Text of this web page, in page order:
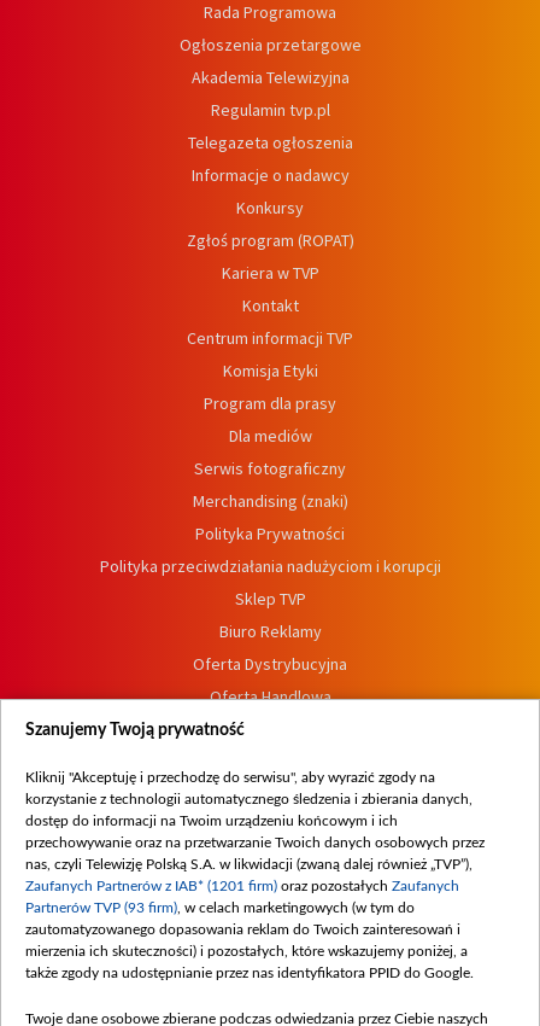
Rada Programowa
Ogłoszenia przetargowe
Akademia Telewizyjna
Regulamin tvp.pl
Telegazeta ogłoszenia
Informacje o nadawcy
Konkursy
Zgłoś program (ROPAT)
Kariera w TVP
Kontakt
Centrum informacji TVP
Komisja Etyki
Program dla prasy
Dla mediów
Serwis fotograficzny
Merchandising (znaki)
Polityka Prywatności
Polityka przeciwdziałania nadużyciom i korupcji
Sklep TVP
Biuro Reklamy
Oferta Dystrybucyjna
Oferta Handlowa
Dostępność
Procedura zgłoszeń wewnętrznych
Szanujemy Twoją prywatność
Kliknij "Akceptuję i przechodzę do serwisu", aby wyrazić zgody na
korzystanie z technologii automatycznego śledzenia i zbierania danych,
dostęp do informacji na Twoim urządzeniu końcowym i ich
przechowywanie oraz na przetwarzanie Twoich danych osobowych przez
nas, czyli Telewizję Polską S.A. w likwidacji (zwaną dalej również „TVP”),
Zaufanych Partnerów z IAB* (1201 firm) oraz pozostałych Zaufanych
Partnerów TVP (93 firm) , w celach marketingowych (w tym do
zautomatyzowanego dopasowania reklam do Twoich zainteresowań i
mierzenia ich skuteczności) i pozostałych, które wskazujemy poniżej, a
także zgody na udostępnianie przez nas identyfikatora PPID do Google.
Twoje dane osobowe zbierane podczas odwiedzania przez Ciebie naszych